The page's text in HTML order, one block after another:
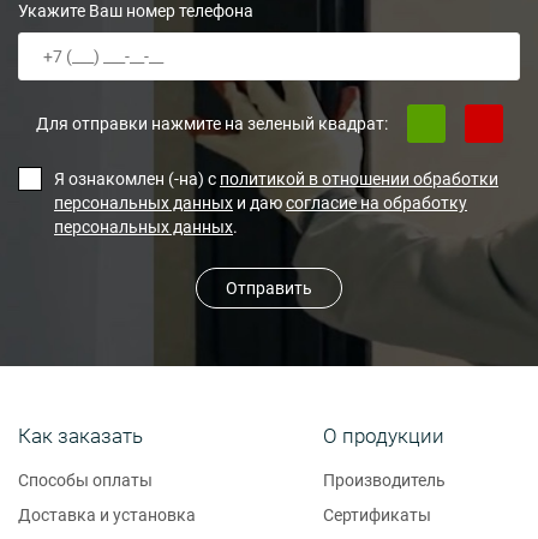
Укажите Ваш номер телефона
Для отправки нажмите на зеленый квадрат:
Я ознакомлен (-на) с политикой в отношении обработки
персональных данных и даюсогласие на обработку
персональных данных.
Отправить
Как заказать
Способы оплаты
Доставка и установка
О продукции
Производитель
Сертификаты